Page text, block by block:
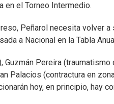
en el Torneo Intermedio.
Peñarol necesita volver
a Nacional en la Tabla
Guzmán Pereira
Palacios (contractura en
hoy, en principio, hay